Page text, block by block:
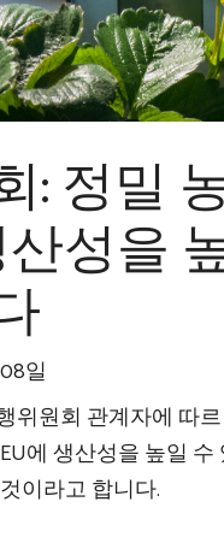
: 정밀
산성을
일
위원회 관계자에 따
에 생산성을 높일 수
이라고 합니다.